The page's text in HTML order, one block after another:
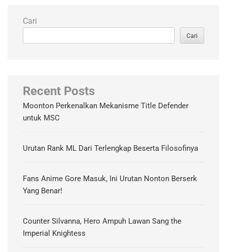
Cari
Cari
Recent Posts
Moonton Perkenalkan Mekanisme Title Defender
untuk MSC
Urutan Rank ML Dari Terlengkap Beserta Filosofinya
Fans Anime Gore Masuk, Ini Urutan Nonton Berserk
Yang Benar!
Counter Silvanna, Hero Ampuh Lawan Sang the
Imperial Knightess